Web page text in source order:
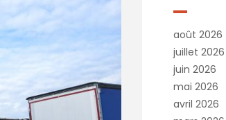
août 2026
juillet 2026
juin 2026
mai 2026
avril 2026